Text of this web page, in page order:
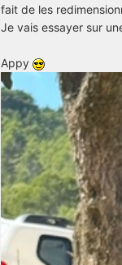
fait de les
Je vais essayer sur
Appy